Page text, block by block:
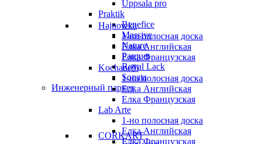
Uppsala pro
Praktik
Benefice
Massive
Nature
Parquet
Royal Lack
Sonata
Инженерный паркет
Hajnowka
1-но полосная доска
Елка Английская
Елка Французская
Kochanelli
1-но полосная доска
Елка Английская
Елка Французская
Lab Arte
1-но полосная доска
Елка Английская
Елка Французская
CORKART